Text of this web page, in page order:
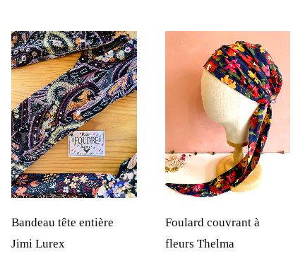
Bandeau tête entière
Jimi Lurex
Foulard couvrant à
fleurs Thelma